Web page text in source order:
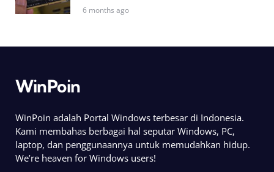
6 months ago
WinPoin
WinPoin adalah Portal Windows terbesar di Indonesia.
Kami membahas berbagai hal seputar Windows, PC,
laptop, dan penggunaannya untuk memudahkan hidup.
We’re heaven for Windows users!